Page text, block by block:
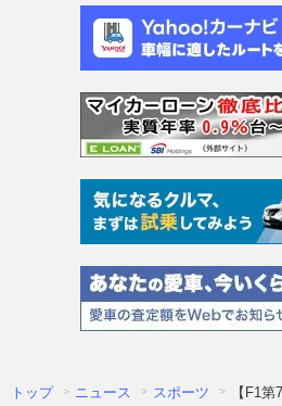
トップ ニュース スポーツ 【F1